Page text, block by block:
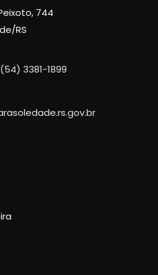
744
RS
3381-1899